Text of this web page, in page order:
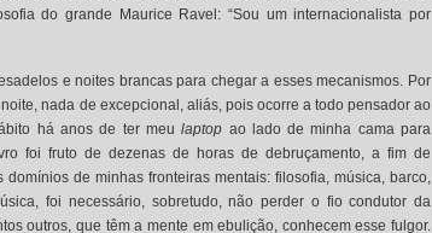
do grande Maurice Ravel: “Sou um internacionalista por
e noites brancas para chegar a esses mecanismos. Por
nada de excepcional, aliás, pois ocorre a todo pensador ao
há anos de ter meulaptop ao lado de minha cama para
foi fruto de dezenas de horas de debruçamento, a fim de
de minhas fronteiras mentais: filosofia, música, barco,
foi necessário, sobretudo, não perder o fio condutor da
outros, que têm a mente em ebulição, conhecem esse fulgor.